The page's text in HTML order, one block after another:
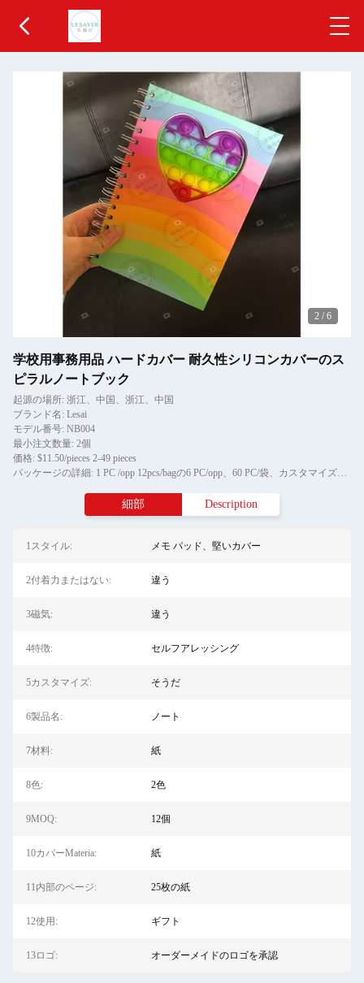
2 / 6
学校用事務用品 ハードカバー 耐久性シリコンカバーのス
ピラルノートブック
起源の場所: 浙江、中国、浙江、中国
ブランド名: Lesai
モデル番号: NB004
最小注文数量: 2個
価格: $11.50/pieces 2-49 pieces
パッケージの詳細: 1 PC /opp 12pcs/bagの6 PC/opp、60 PC/袋、カスタマイズされた包装
細部 Description
1スタイル: メモ パッド、堅いカバー
2付着力またはない: 違う
3磁気: 違う
4特徴: セルフアレッシング
5カスタマイズ: そうだ
6製品名: ノート
7材料: 紙
8色: 2色
9MOQ: 12個
10カバーMateria: 紙
11内部のページ: 25枚の紙
12使用: ギフト
13ロゴ: オーダーメイドのロゴを承認